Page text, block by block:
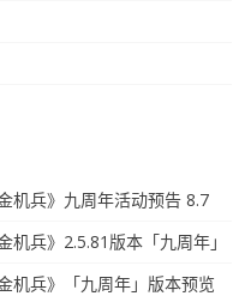
机兵》九周年活动预告 8.7
机兵》2.5.81版本「九周年」
机兵》「九周年」版本预览